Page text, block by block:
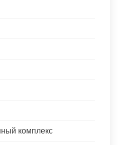
комплекс